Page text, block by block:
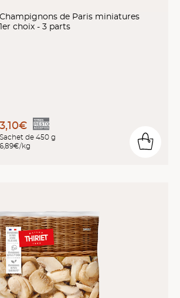
Champignons de Paris miniatures
1er choix - 3 parts
3,10€
Sachet de 450 g
6,89€/kg